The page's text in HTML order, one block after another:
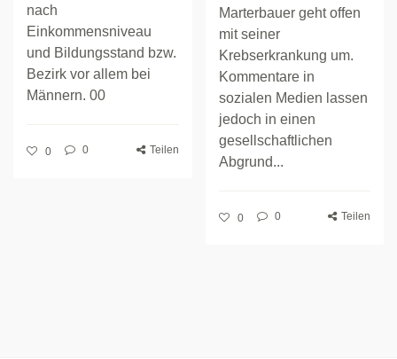
nach
Einkommensniveau
und Bildungsstand bzw.
Bezirk vor allem bei
Männern. 00
0 0 Teilen
Marterbauer geht offen
mit seiner
Krebserkrankung um.
Kommentare in
sozialen Medien lassen
jedoch in einen
gesellschaftlichen
Abgrund...
0 0 Teilen